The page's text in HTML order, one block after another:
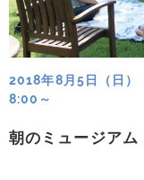
2018年8月5日（日）
8:00～
朝のミュージア